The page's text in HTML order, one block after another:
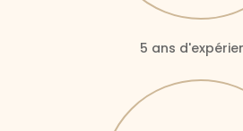
5 ans